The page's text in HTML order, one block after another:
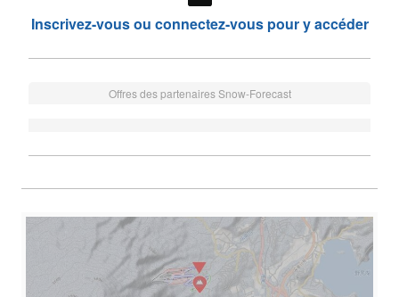
Inscrivez-vous ou connectez-vous pour y accéder
Offres des partenaires Snow-Forecast